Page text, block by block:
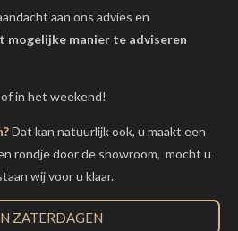
aan ons advies en
mogelijke manier te adviseren
in het weekend!
Dat kan natuurlijk ook, u maakt een
rondje door de showroom, mocht u
wij voor u klaar.
ZATERDAGEN